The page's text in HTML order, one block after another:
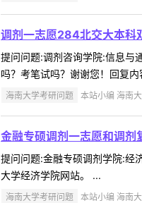
调剂一志愿284北交大本科
提问问题:调剂咨询学院:信息
吗？考笔试吗？谢谢您！回复
海南大学考研问题 本站小编 海南
金融专硕调剂一志愿和调剂
提问问题:金融专硕调剂学院:
大学经济学院网站。 ...
海南大学考研问题 本站小编 海南